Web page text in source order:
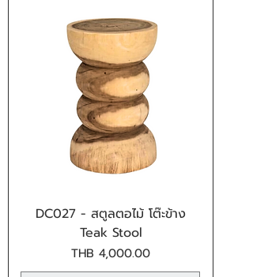
DC027 - สตูลตอไม้ โต๊ะข้าง
Teak Stool
Price
THB 4,000.00